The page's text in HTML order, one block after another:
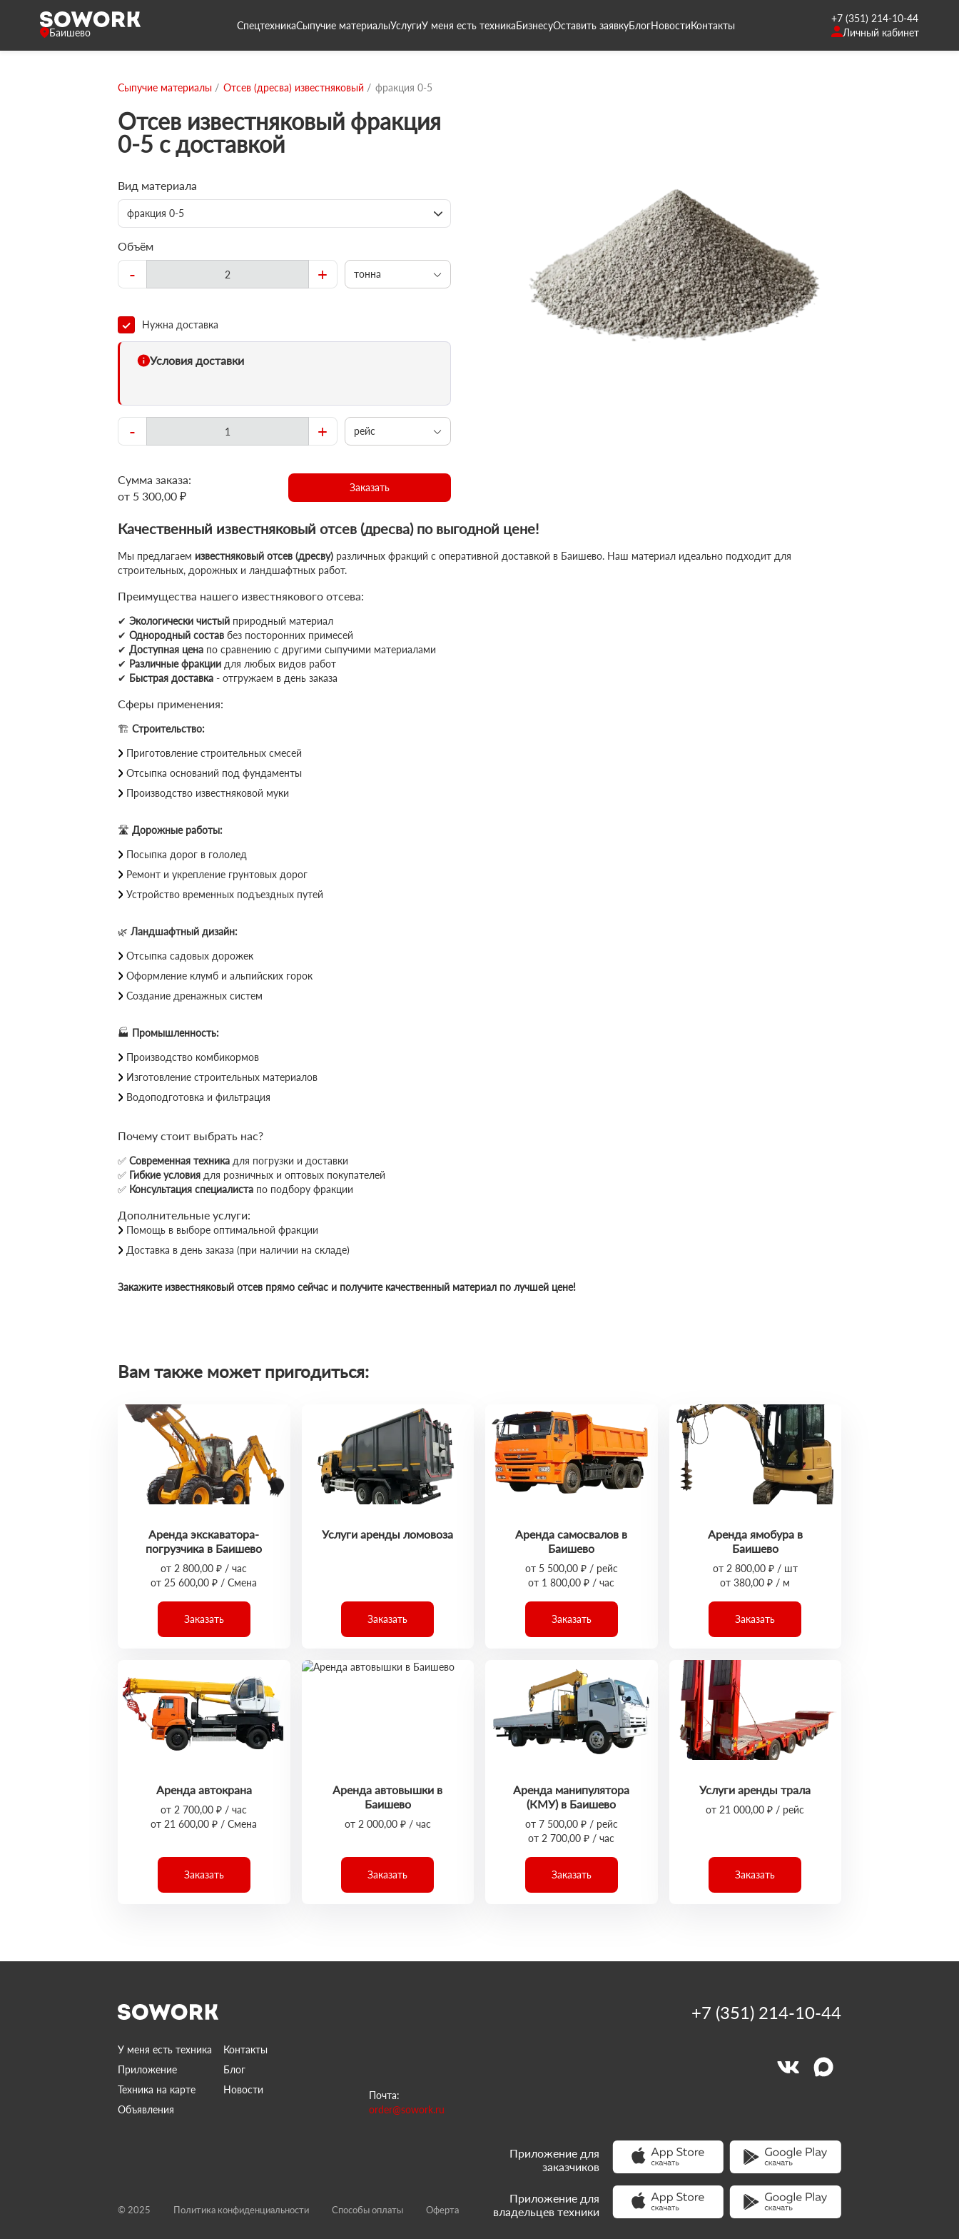
Баишево
СпецтехникаСыпучие материалыУслугиУ меня есть техникаБизнесуОставить заявкуБлогНовостиКонтакты
+7 (351) 214-10-44
Личный кабинет
Сыпучие материалы Отсев (дресва) известняковый фракция 0-5
Отсев известняковый фракция
0-5 с доставкой
Вид материала
фракция 0-5
Объём
- + тонна
Нужна доставка
Условия доставки
- + рейс
Сумма заказа:
от 5 300,00 ₽
Заказать
Качественный известняковый отсев (дресва) по выгодной цене!
Мы предлагаем известняковый отсев (дресву) различных фракций с оперативной доставкой в Баишево. Наш материал идеально подходит для
строительных, дорожных и ландшафтных работ.
Преимущества нашего известнякового отсева:
✔ Экологически чистый природный материал
✔ Однородный состав без посторонних примесей
✔ Доступная цена по сравнению с другими сыпучими материалами
✔ Различные фракции для любых видов работ
✔ Быстрая доставка - отгружаем в день заказа
Сферы применения:
🏗 Строительство:
Приготовление строительных смесей
Отсыпка оснований под фундаменты
Производство известняковой муки
🛣 Дорожные работы:
Посыпка дорог в гололед
Ремонт и укрепление грунтовых дорог
Устройство временных подъездных путей
🌿 Ландшафтный дизайн:
Отсыпка садовых дорожек
Оформление клумб и альпийских горок
Создание дренажных систем
🏭 Промышленность:
Производство комбикормов
Изготовление строительных материалов
Водоподготовка и фильтрация
Почему стоит выбрать нас?
✅ Современная техника для погрузки и доставки
✅ Гибкие условия для розничных и оптовых покупателей
✅ Консультация специалиста по подбору фракции
Дополнительные услуги:
Помощь в выборе оптимальной фракции
Доставка в день заказа (при наличии на складе)
Закажите известняковый отсев прямо сейчас и получите качественный материал по лучшей цене!
Вам также может пригодиться:
Аренда экскаватора-
погрузчика в Баишево
от 2 800,00 ₽ / час
от 25 600,00 ₽ / Смена
Заказать
Услуги аренды ломовоза
Заказать
Аренда самосвалов в
Баишево
от 5 500,00 ₽ / рейс
от 1 800,00 ₽ / час
Заказать
Аренда ямобура в
Баишево
от 2 800,00 ₽ / шт
от 380,00 ₽ / м
Заказать
Аренда автокрана
от 2 700,00 ₽ / час
от 21 600,00 ₽ / Смена
Заказать
Аренда автовышки в
Баишево
от 2 000,00 ₽ / час
Заказать
Аренда манипулятора
(КМУ) в Баишево
от 7 500,00 ₽ / рейс
от 2 700,00 ₽ / час
Заказать
Услуги аренды трала
от 21 000,00 ₽ / рейс
Заказать
У меня есть техника
Контакты
Приложение
Блог
Техника на карте
Новости
Объявления
Почта:
order@sowork.ru
+7 (351) 214-10-44
© 2025 Политика конфиденциальности Способы оплаты Оферта
Приложение для
заказчиков
Приложение для
владельцев техники